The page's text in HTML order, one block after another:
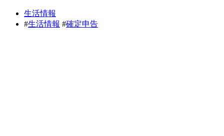
生活情報
#生活情報 #確定申告